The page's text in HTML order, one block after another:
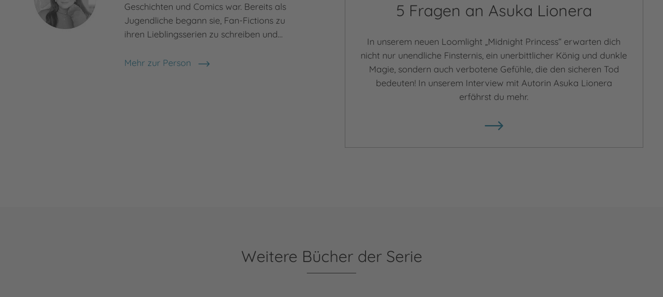
Geschichten und Comics war. Bereits als
Jugendliche begann sie, Fan-Fictions zu
ihren Lieblingsserien zu schreiben und…
Mehr zur Person
Asuka Lionera
5 Fragen an Asuka Lionera
In unserem neuen Loomlight „Midnight Princess“ erwarten dich
nicht nur unendliche Finsternis, ein unerbittlicher König und dunkle
Magie, sondern auch verbotene Gefühle, die den sicheren Tod
bedeuten! In unserem Interview mit Autorin Asuka Lionera
erfährst du mehr.
Weitere Bücher der Serie